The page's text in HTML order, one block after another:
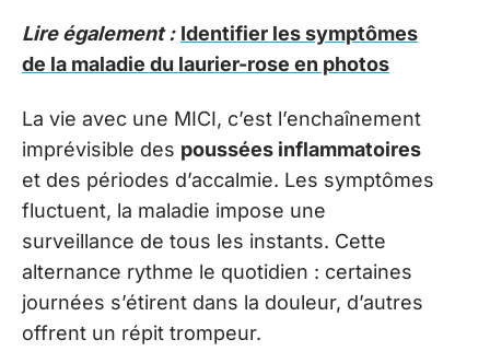
Lire également : Identifier les symptômes
de la maladie du laurier-rose en photos
La vie avec une MICI, c’est l’enchaînement
imprévisible des poussées inflammatoires
et des périodes d’accalmie. Les symptômes
fluctuent, la maladie impose une
surveillance de tous les instants. Cette
alternance rythme le quotidien : certaines
journées s’étirent dans la douleur, d’autres
offrent un répit trompeur.